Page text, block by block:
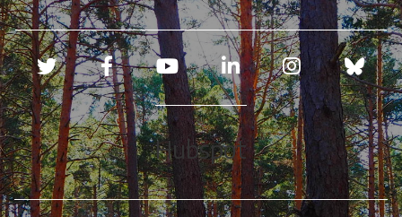
Redes sociales
Hubspot